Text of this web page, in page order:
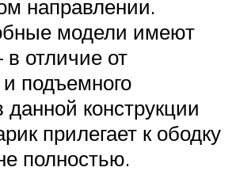
направлении.
модели имеют
в отличие от
и подъемного
конструкции
прилегает к ободку
полностью.